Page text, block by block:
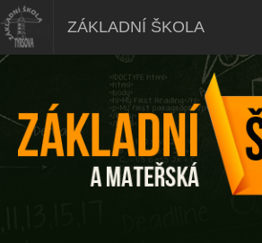
ZÁKLADNÍ ŠKOLA